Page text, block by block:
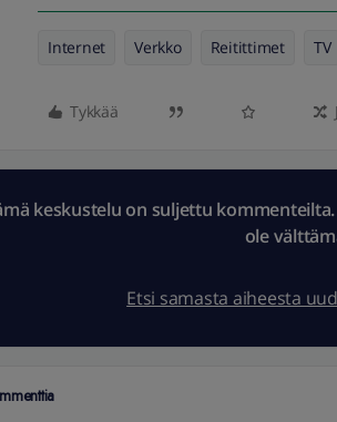
Internet Verkko Reitittimet TV
Tykkää
keskustelu on suljettu
ole
Etsi samasta aiheesta